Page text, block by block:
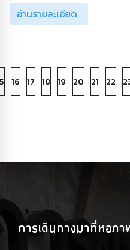
อ่านรายละเอียด
16 17 18 19 20 21 22
การเดินทางมาที่หอภ